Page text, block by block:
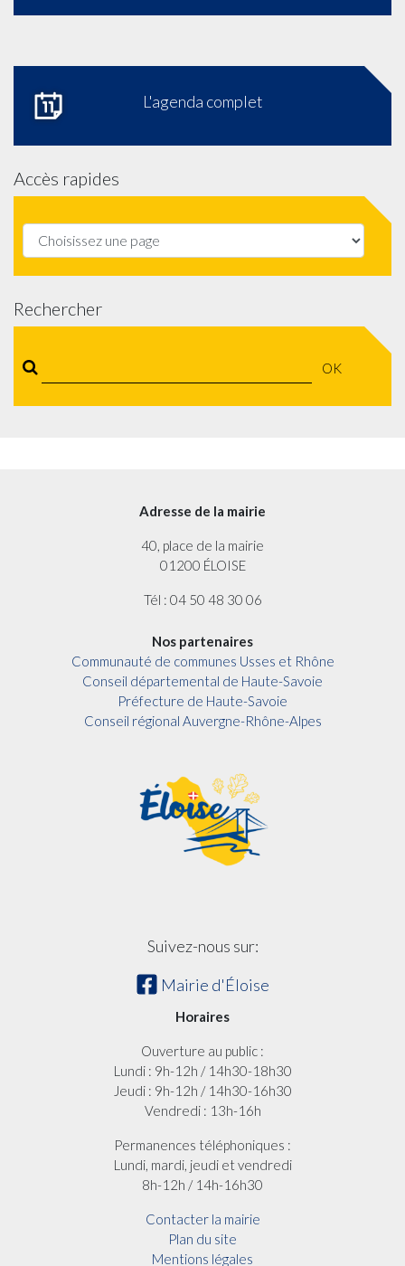
L'agenda complet
Accès rapides
Rechercher
OK
Adresse de la mairie
40, place de la mairie
01200 ÉLOISE
Tél : 04 50 48 30 06
Nos partenaires
Communauté de communes Usses et Rhône
Conseil départemental de Haute-Savoie
Préfecture de Haute-Savoie
Conseil régional Auvergne-Rhône-Alpes
Suivez-nous sur:
Mairie d'Éloise
Horaires
Ouverture au public :
Lundi : 9h-12h / 14h30-18h30
Jeudi : 9h-12h / 14h30-16h30
Vendredi : 13h-16h
Permanences téléphoniques :
Lundi, mardi, jeudi et vendredi
8h-12h / 14h-16h30
Contacter la mairie
Plan du site
Mentions légales